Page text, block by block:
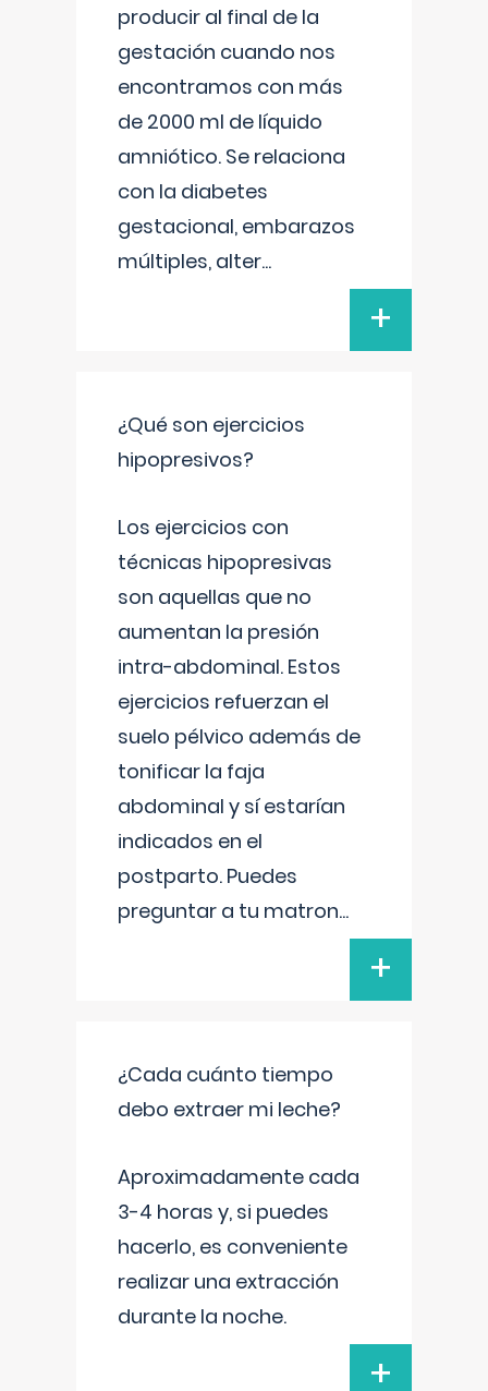
producir al final de la
gestación cuando nos
encontramos con más
de 2000 ml de líquido
amniótico. Se relaciona
con la diabetes
gestacional, embarazos
múltiples, alter...
+
¿Qué son ejercicios
hipopresivos?
Los ejercicios con
técnicas hipopresivas
son aquellas que no
aumentan la presión
intra-abdominal. Estos
ejercicios refuerzan el
suelo pélvico además de
tonificar la faja
abdominal y sí estarían
indicados en el
postparto. Puedes
preguntar a tu matron...
+
¿Cada cuánto tiempo
debo extraer mi leche?
Aproximadamente cada
3-4 horas y, si puedes
hacerlo, es conveniente
realizar una extracción
durante la noche.
+